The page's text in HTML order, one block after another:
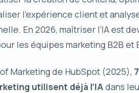
l’expérience client et
En 2026, maîtriser l’IA est
les équipes marketing B2B et
Marketing de HubSpot (2025),
utilisent déjà l’IA dans